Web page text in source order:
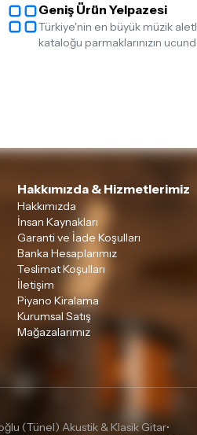
olun.
tıklayınız
Geniş Ürün Yelpazesi
Türkiye'nin en büyük müzik
kataloğu parmaklarınızın
Hakkımızda & Hizmetlerimiz
Hakkımızda
İnsan Kaynakları
Garanti ve İade Koşulları
Banka Hesaplarımız
Teslimat Koşulları
İletişim
Piyano Kiralama
Kurumsal Satış
Mağazalarımız
(Tünel) Akustik & Klasik Gitar•